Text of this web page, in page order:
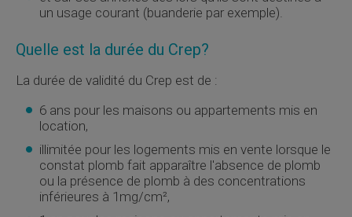
un usage courant (buanderie par exemple).
Quelle est la durée du Crep?
La durée de validité du Crep est de :
6 ans pour les maisons ou appartements mis en
location,
illimitée pour les logements mis en vente lorsque le
constat plomb fait apparaître l'absence de plomb
ou la présence de plomb à des concentrations
inférieures à 1mg/cm²,